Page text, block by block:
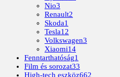
Nio3
Renault2
Skoda1
Tesla12
Volkswagen3
Xiaomi14
Fenntarthatóság1
Film és sorozat33
High-tech eszköz662